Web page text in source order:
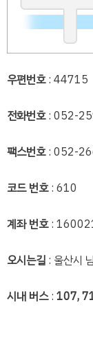
우편번호: 44715
전화번호: 052-
팩스번호: 052-
코드 번호: 610
계좌 번호:
오시는길 : 울산시
시내 버스: 107,